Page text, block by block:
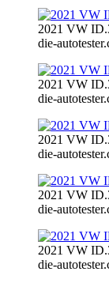
2021 VW
die-
2021 VW
die-
2021 VW
die-
2021 VW
die-
2021 VW
die-